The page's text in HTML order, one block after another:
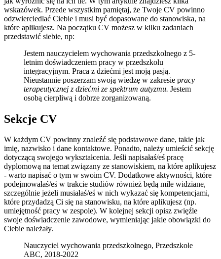
wskazówek. Przede wszystkim pamiętaj, że Twoje CV powinno
odzwierciedlać Ciebie i musi być dopasowane do stanowiska, na
które aplikujesz. Na początku CV możesz w kilku zadaniach
przedstawić siebie, np:
Jestem nauczycielem wychowania przedszkolnego z 5-
letnim doświadczeniem pracy w przedszkolu
integracyjnym. Praca z dziećmi jest moją pasją.
Nieustannie poszerzam swoją wiedzę w zakresie pracy
terapeutycznej z dziećmi ze spektrum autyzmu. Jestem
osobą cierpliwą i dobrze zorganizowaną.
Sekcje CV
W każdym CV powinny znaleźć się podstawowe dane, takie jak
imię, nazwisko i dane kontaktowe. Ponadto, należy umieścić sekcję
dotyczącą swojego wykształcenia. Jeśli napisałaś/eś pracę
dyplomową na temat związany ze stanowiskiem, na które aplikujesz
- warto napisać o tym w swoim CV. Dodatkowe aktywności, które
podejmowałaś/eś w trakcie studiów również będą mile widziane,
szczególnie jeżeli musiałaś/eś w nich wykazać się kompetencjami,
które przydadzą Ci się na stanowisku, na które aplikujesz (np.
umiejętność pracy w zespole). W kolejnej sekcji opisz zwięźle
swoje doświadczenie zawodowe, wymieniając jakie obowiązki do
Ciebie należały.
Nauczyciel wychowania przedszkolnego, Przedszkole
ABC, 2018-2022